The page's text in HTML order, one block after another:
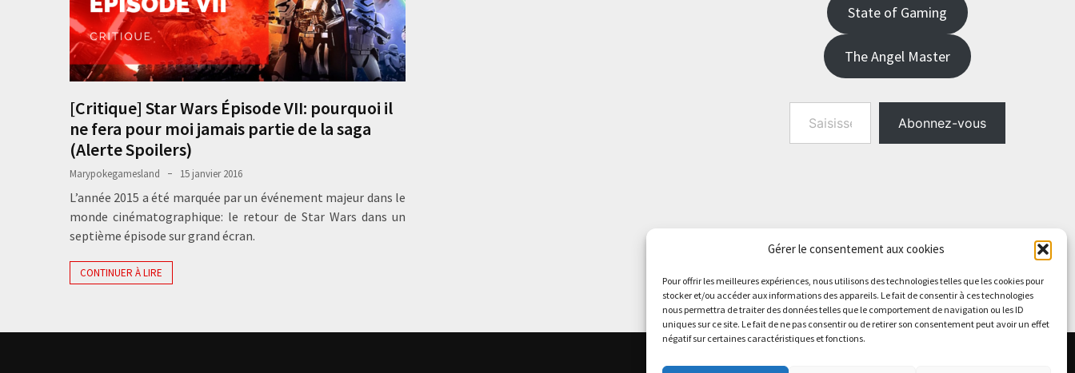
Gérer le consentement aux cookies
Pour offrir les meilleures expériences, nous utilisons des technologies telles que les cookies pour
stocker et/ou accéder aux informations des appareils. Le fait de consentir à ces technologies
nous permettra de traiter des données telles que le comportement de navigation ou les ID
uniques sur ce site. Le fait de ne pas consentir ou de retirer son consentement peut avoir un effet
négatif sur certaines caractéristiques et fonctions.
[Critique] Star Wars Épisode VII: pourquoi il
ne fera pour moi jamais partie de la saga
(Alerte Spoilers)
Marypokegamesland 15 janvier 2016
L’année 2015 a été marquée par un événement majeur dans le
monde cinématographique: le retour de Star Wars dans un
septième épisode sur grand écran.
CONTINUER À LIRE
State of Gaming
The Angel Master
Saisissez votre adresse e-mail…
Abonnez-vous